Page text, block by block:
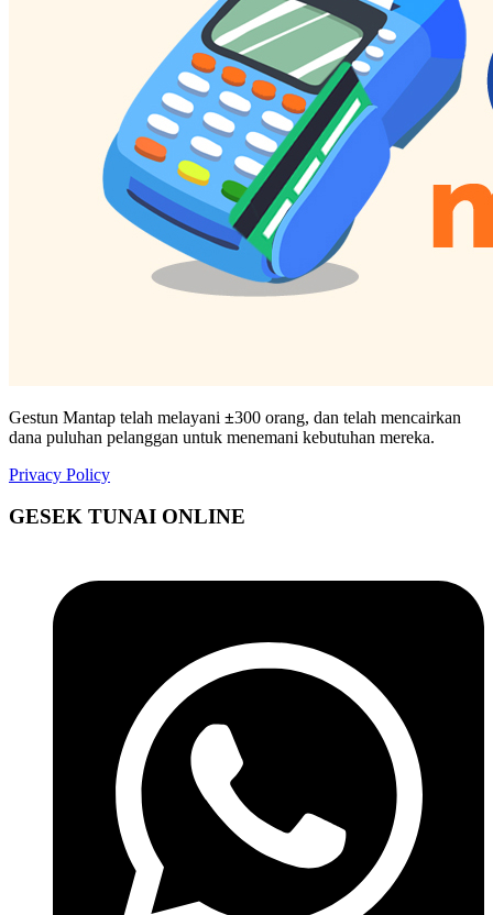
Gestun Mantap telah melayani ±300 orang, dan telah mencairkan
dana puluhan pelanggan untuk menemani kebutuhan mereka.
Privacy Policy
GESEK TUNAI ONLINE